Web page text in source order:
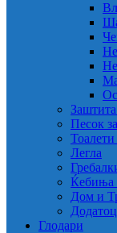
Песок
Легла
Ќебиња
Дом и
Глодари